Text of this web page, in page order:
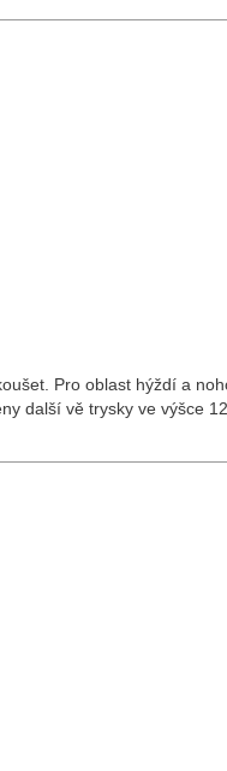
Pro oblast hýždí a
další vě trysky ve výšce